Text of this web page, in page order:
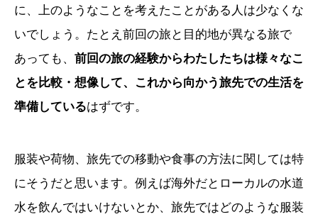
に、上のようなことを考えたことがある人は少なくな
いでしょう。たとえ前回の旅と目的地が異なる旅で
あっても、 前回の旅の経験からわたしたちは様々なこ
とを比較・想像して、これから向かう旅先での生活を
準備しているはずです。
服装や荷物、旅先での移動や食事の方法に関しては特
にそうだと思います。例えば海外だとローカルの水道
水を飲んではいけないとか、旅先ではどのような服装